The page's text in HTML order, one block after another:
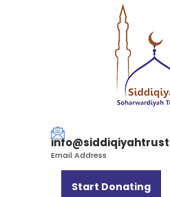
Email Address
Start Donating